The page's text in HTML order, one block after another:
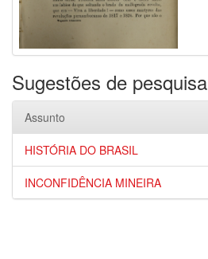
Sugestões de pesquisa
Assunto
HISTÓRIA DO BRASIL
INCONFIDÊNCIA MINEIRA